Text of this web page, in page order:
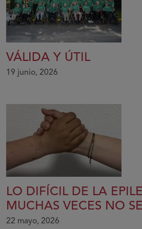
VÁLIDA Y ÚTIL
19 junio, 2026
LO DIFÍCIL DE LA
MUCHAS VECES NO
22 mayo, 2026